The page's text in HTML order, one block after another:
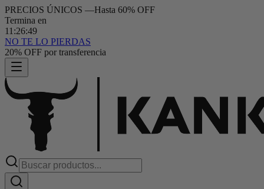
PRECIOS ÚNICOS —Hasta 60% OFF
Termina en
11 :26:48
NO TE LO PIERDAS
Hasta 6 cuotas sin interés